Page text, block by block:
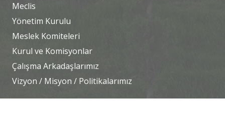
Meclis
Yönetim Kurulu
Meslek Komiteleri
Kurul ve Komisyonlar
Çalışma Arkadaşlarımız
Vizyon / Misyon / Politikalarımız